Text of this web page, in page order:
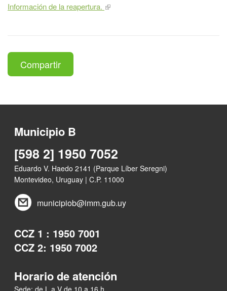
Información de la reapertura.
Compartir
Municipio B
[598 2] 1950 7052
Eduardo V. Haedo 2141 (Parque Líber Seregni)
Montevideo, Uruguay | C.P. 11000
municipiob@imm.gub.uy
CCZ 1 : 1950 7001
CCZ 2: 1950 7002
Horario de atención
Sede: de L a V de 10 a 16 h